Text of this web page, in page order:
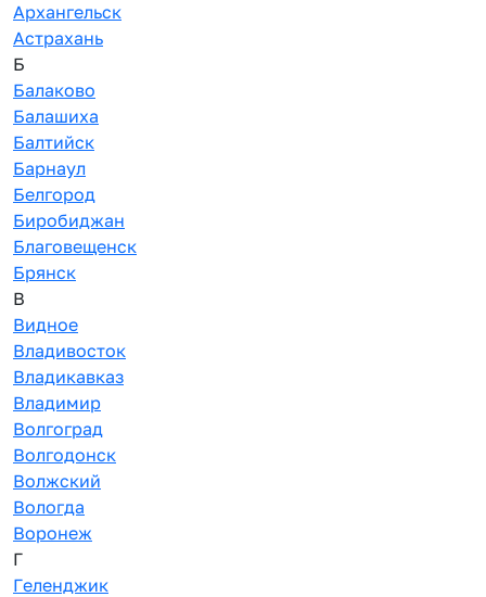
Архангельск
Астрахань
Б
Балаково
Балашиха
Балтийск
Барнаул
Белгород
Биробиджан
Благовещенск
Брянск
В
Видное
Владивосток
Владикавказ
Владимир
Волгоград
Волгодонск
Волжский
Вологда
Воронеж
Г
Геленджик